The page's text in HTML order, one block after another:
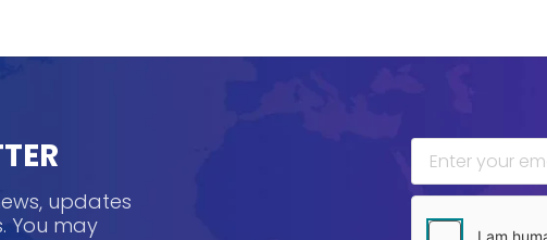
updates
You may